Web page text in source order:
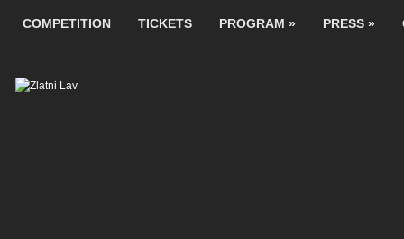
COMPETITION TICKETS PROGRAM » PRESS »